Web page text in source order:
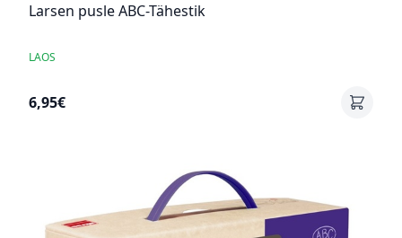
Larsen pusle ABC-Tähestik
LAOS
6,95€